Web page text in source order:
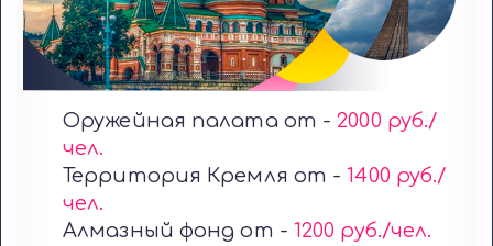
Оружейная палата от -2000 руб./
чел.
Территория Кремля от - 1400 руб./
чел.
Алмазный фонд от - 1200 руб./чел.